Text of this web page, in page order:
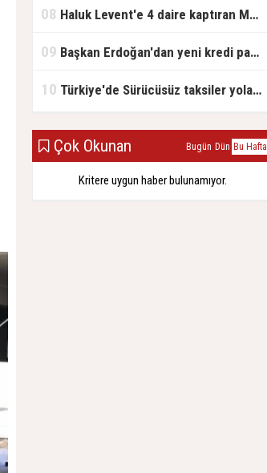
08 Haluk Levent'e 4 daire kaptıran Müteahhit soluğu savcılıkta aldı
09 Başkan Erdoğan'dan yeni kredi paketi müjdesi: 6 ay geri ödemesiz, 36 ay vadeli
10 Türkiye'de Sürücüsüz taksiler yola çıkmaya hazırlanıyor
Çok Okunan Bugün Dün Bu Hafta
Kritere uygun haber bulunamıyor.